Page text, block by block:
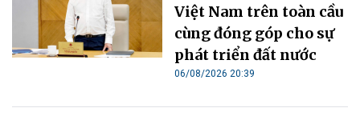
Việt Nam trên toàn cầu
cùng đóng góp cho sự
phát triển đất nước
06/08/2026 20:39